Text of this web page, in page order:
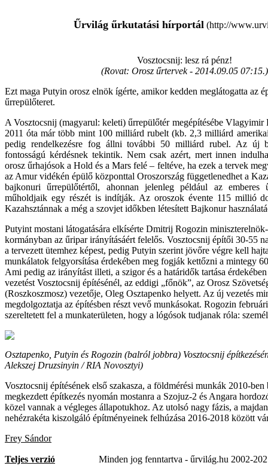
Űrvilág űrkutatási hírportál (http://
Vosztocsnij: lesz rá pénz!
(Rovat: Orosz űrtervek - 2014.09.05 07:15.)
Ezt maga Putyin orosz elnök ígérte, amikor kedden meglátogatta az
űrrepülőteret.
A Vosztocsnij (magyarul: keleti) űrrepülőtér megépítésébe Vlagyimir
2011 óta már több mint 100 milliárd rubelt (kb. 2,3 milliárd
pedig rendelkezésre fog állni további 50 milliárd rubel. Az új
fontosságú kérdésnek tekintik. Nem csak azért, mert innen
orosz űrhajósok a Hold és a Mars felé – feltéve, ha ezek a tervek
az Amur vidékén épülő központtal Oroszország függetlenedhet a
bajkonuri űrrepülőtértől, ahonnan jelenleg például az
műholdjaik egy részét is indítják. Az oroszok évente 115 millió
Kazahsztánnak a még a szovjet időkben létesített Bajkonur
Putyint mostani látogatására elkísérte Dmitrij Rogozin
kormányban az űripar irányításáért felelős. Vosztocsnij építői 30-55
a tervezett ütemhez képest, pedig Putyin szerint jövőre végre kell
munkálatok felgyorsítása érdekében meg fogják kettőzni a mintegy
Ami pedig az irányítást illeti, a szigor és a határidők tartása
vezetést Vosztocsnij építésénél, az eddigi „főnök”, az Orosz
(Roszkoszmosz) vezetője, Oleg Osztapenko helyett. Az új vezetés
megdolgoztatja az építésben részt vevő munkásokat. Rogozin
szereltetett fel a munkaterületen, hogy a lógósok tudjanak róla:
Osztapenko, Putyin és Rogozin (balról jobbra) Vosztocsnij
Alekszej Druzsinyin / RIA Novosztyi)
Vosztocsnij építésének első szakasza, a földmérési munkák 2010-
megkezdett építkezés nyomán mostanra a Szojuz-2 és Angara
közel vannak a végleges állapotukhoz. Az utolsó nagy fázis, a
nehézrakéta kiszolgáló építményeinek felhúzása 2016-2018 között
Frey Sándor
Teljes verzió Minden jog fenntartva - űrvilág.hu 2002-